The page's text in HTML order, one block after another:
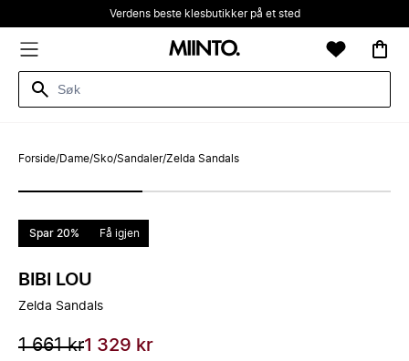
Verdens beste klesbutikker på et sted
Forside/Dame/Sko/Sandaler/Zelda Sandals
Spar 20% Få igjen
BIBI LOU
Zelda Sandals
1 661 kr1 329 kr